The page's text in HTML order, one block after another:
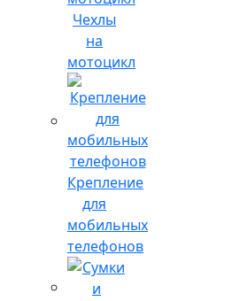
Чехлы
на
мотоцикл
Крепление
для
мобильных
телефонов